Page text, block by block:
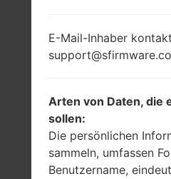
E-Mail-Inhaber
Arten von Daten, die
sollen:
Die persönlichen
sammeln, umfassen
Benutzername,